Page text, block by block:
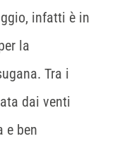
infatti è in
la
Tra i
dai venti
e ben